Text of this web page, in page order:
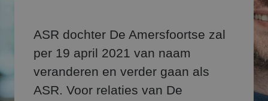
ASR dochter De Amersfoortse zal
per 19 april 2021 van naam
veranderen en verder gaan als
ASR. Voor relaties van De